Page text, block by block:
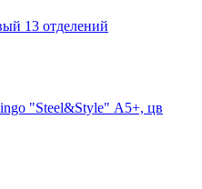
13 отделений
"Steel&Style" А5+, цв